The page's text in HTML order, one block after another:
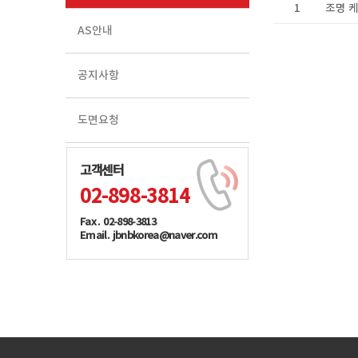
AS안내
공지사항
도면요청
고객센터
02-898-3814
Fax . 02-898-3813
Email. jbnbkorea@naver.com
1 조명